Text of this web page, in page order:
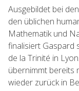
Ausgebildet bei
den üblichen
Mathematik und
finalisiert Gaspard
de la Trinité in
übernimmt bereits
wieder zurück in